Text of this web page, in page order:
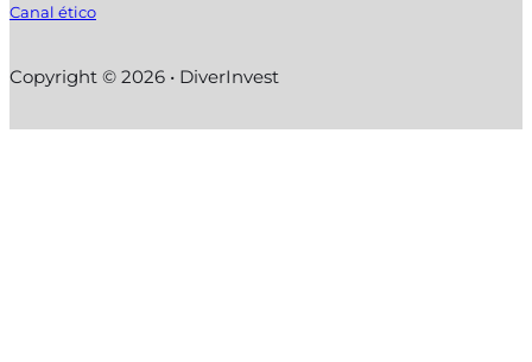
Canal ético
Copyright © 2026 • DiverInvest